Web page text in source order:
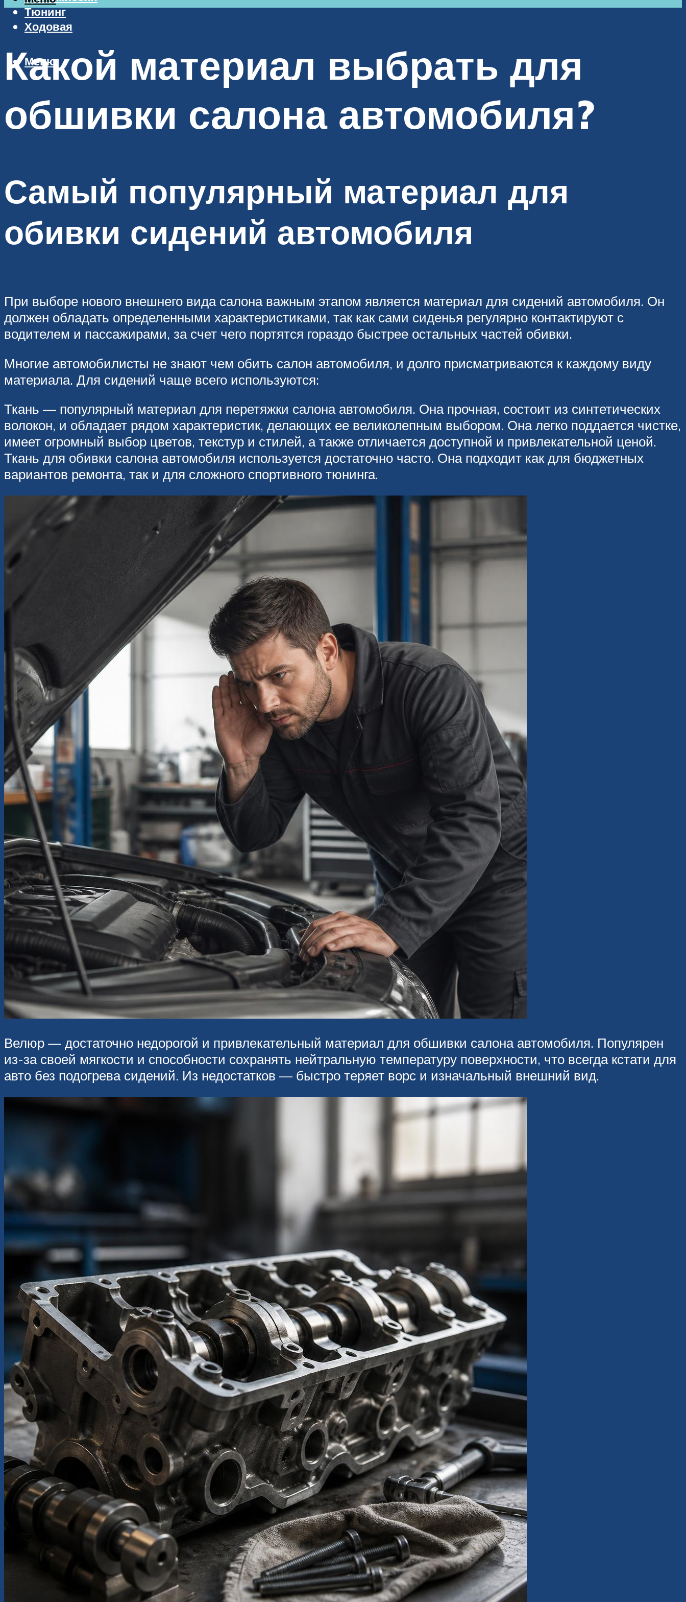
Тюнинг
Ходовая
Меню
Какой материал выбрать для
обшивки салона автомобиля?
Самый популярный материал для
обивки сидений автомобиля
При выборе нового внешнего вида салона важным этапом является материал для сидений автомобиля. Он
должен обладать определенными характеристиками, так как сами сиденья регулярно контактируют с
водителем и пассажирами, за счет чего портятся гораздо быстрее остальных частей обивки.
Многие автомобилисты не знают чем обить салон автомобиля, и долго присматриваются к каждому виду
материала. Для сидений чаще всего используются:
Ткань — популярный материал для перетяжки салона автомобиля. Она прочная, состоит из синтетических
волокон, и обладает рядом характеристик, делающих ее великолепным выбором. Она легко поддается чистке,
имеет огромный выбор цветов, текстур и стилей, а также отличается доступной и привлекательной ценой.
Ткань для обивки салона автомобиля используется достаточно часто. Она подходит как для бюджетных
вариантов ремонта, так и для сложного спортивного тюнинга.
Велюр — достаточно недорогой и привлекательный материал для обшивки салона автомобиля. Популярен
из-за своей мягкости и способности сохранять нейтральную температуру поверхности, что всегда кстати для
авто без подогрева сидений. Из недостатков — быстро теряет ворс и изначальный внешний вид.